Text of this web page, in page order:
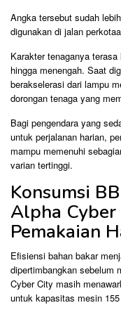
Angka tersebut sudah
digunakan di jalan
Karakter tenaganya
hingga menengah. Saat
berakselerasi dari lampu
dorongan tenaga yang
Bagi pengendara yang
untuk perjalanan harian,
mampu memenuhi
varian tertinggi.
Konsumsi
Alpha
Pemakaian
Efisiensi bahan bakar
dipertimbangkan sebelum
Cyber City masih
untuk kapasitas mesin